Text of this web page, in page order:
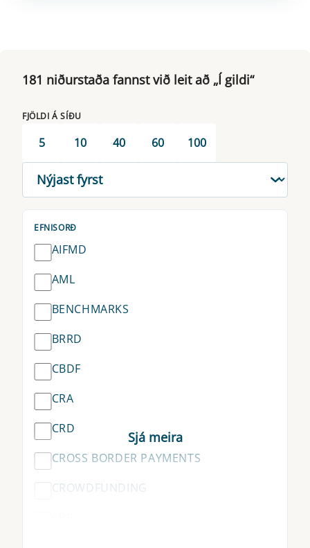
181 niðurstaða fannst við leit að „Í gildi“
FJÖLDI Á SÍÐU
5 10 40 60 100
RÖÐUN
EFNISORÐ
AIFMD
AML
BENCHMARKS
BRRD
CBDF
CRA
CRD
CROSS BORDER PAYMENTS
CROWDFUNDING